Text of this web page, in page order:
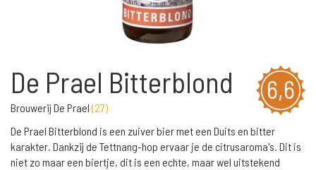
6,6
De Prael Bitterblond
Brouwerij De Prael(27)
De Prael Bitterblond is een zuiver bier met een Duits en bitter
karakter. Dankzij de Tettnang-hop ervaar je de citrusaroma's. Dit is
niet zo maar een biertje, dit is een echte, maar wel uitstekend